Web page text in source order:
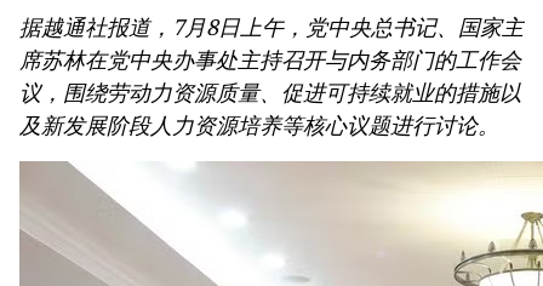
第十六届国会第一次非常规会议：大力减少有条件的
经营行业
第十六届国会第一次非常规会议：海关手续改革与数
字化转型及风险管理相结合
据越通社报道，7月8日上午，党中央总书记、国家主
席苏林在党中央办事处主持召开与内务部门的工作会
议，围绕劳动力资源质量、促进可持续就业的措施以
及新发展阶段人力资源培养等核心议题进行讨论。